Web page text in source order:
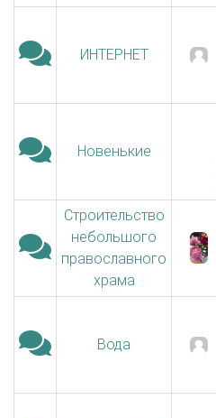
ИНТЕРНЕТ
Новенькие
Строительство
небольшого
православного
храма
Вода